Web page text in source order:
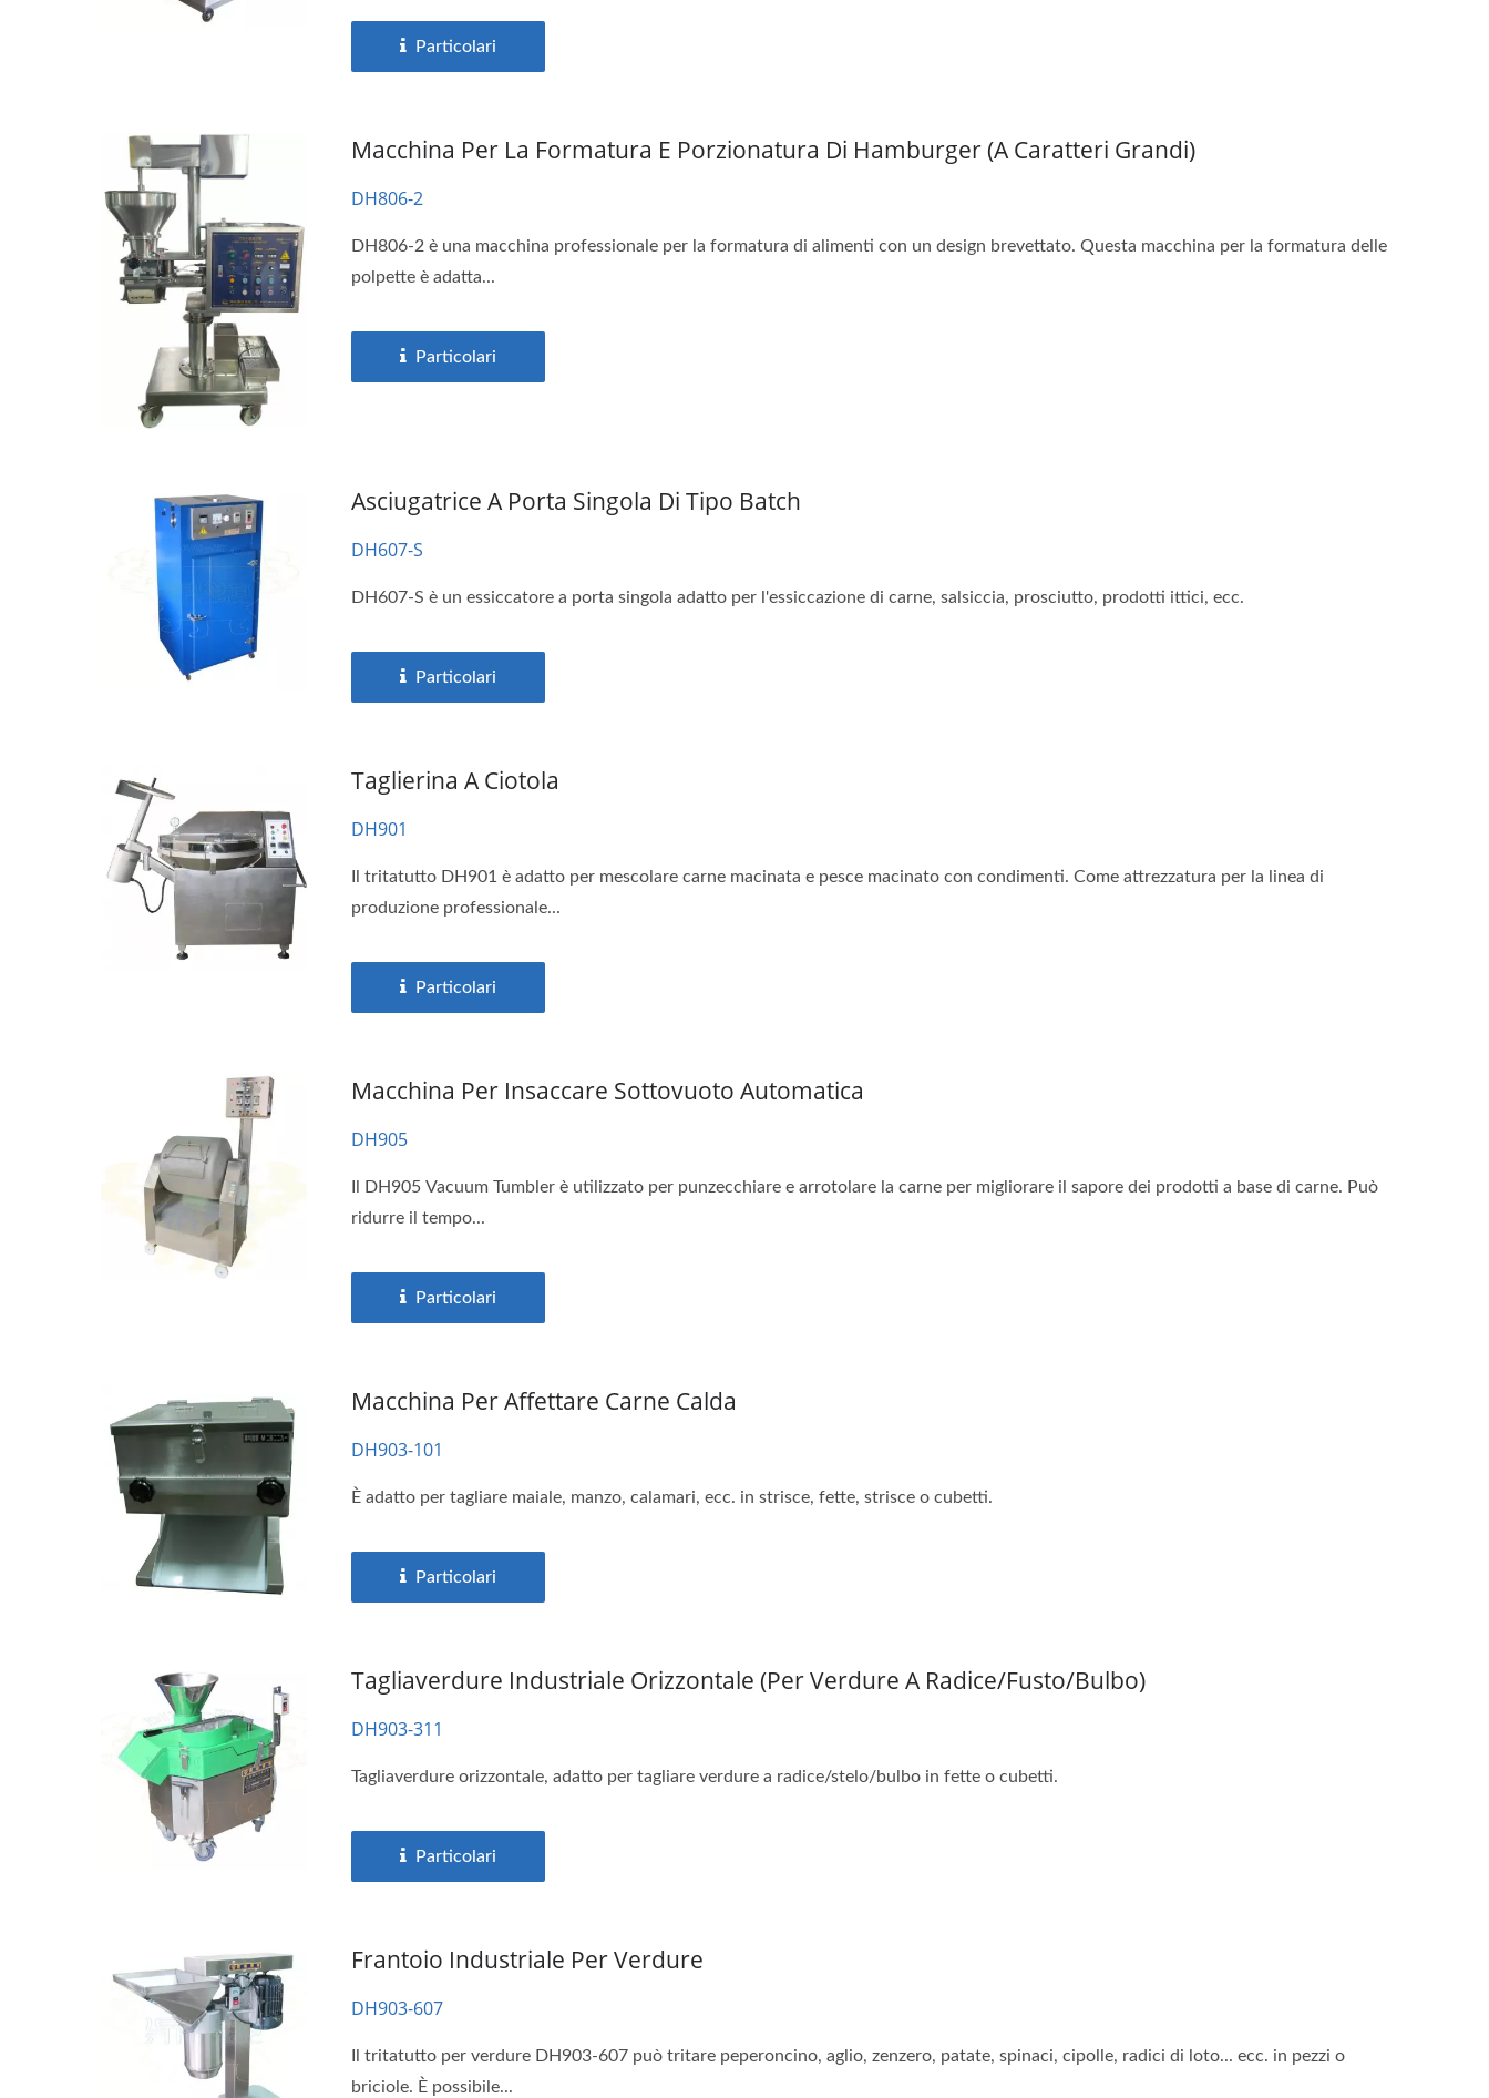
Particolari
Macchina Per La Formatura E Porzionatura Di Hamburger (a Caratteri Grandi)
DH806-2
DH806-2 è una macchina professionale per la formatura di alimenti con un design brevettato. Questa macchina per la formatura delle
polpette è adatta...
Particolari
Asciugatrice A Porta Singola Di Tipo Batch
DH607-S
DH607-S è un essiccatore a porta singola adatto per l'essiccazione di carne, salsiccia, prosciutto, prodotti ittici, ecc.
Particolari
Taglierina A Ciotola
DH901
Il tritatutto DH901 è adatto per mescolare carne macinata e pesce macinato con condimenti. Come attrezzatura per la linea di
produzione professionale...
Particolari
Macchina Per Insaccare Sottovuoto Automatica
DH905
Il DH905 Vacuum Tumbler è utilizzato per punzecchiare e arrotolare la carne per migliorare il sapore dei prodotti a base di carne. Può
ridurre il tempo...
Particolari
Macchina Per Affettare Carne Calda
DH903-101
È adatto per tagliare maiale, manzo, calamari, ecc. in strisce, fette, strisce o cubetti.
Particolari
Tagliaverdure Industriale Orizzontale (per Verdure A Radice/fusto/bulbo)
DH903-311
Tagliaverdure orizzontale, adatto per tagliare verdure a radice/stelo/bulbo in fette o cubetti.
Particolari
Frantoio Industriale Per Verdure
DH903-607
Il tritatutto per verdure DH903-607 può tritare peperoncino, aglio, zenzero, patate, spinaci, cipolle, radici di loto... ecc. in pezzi o
briciole. È possibile...